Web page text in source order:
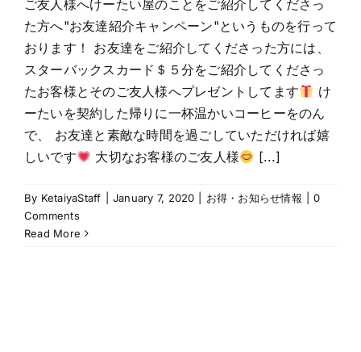
ご友人様へけーたい屋のことをご紹介してくださっ
た方へ"お友達紹介キャンペーン"というものを行って
おります！ お友達をご紹介してくださった方には、
スターバックスカード＄５分をご紹介してくださっ
たお客様とそのご友人様へプレゼントしてます
け
ーたいを契約した帰りに一杯温かいコーヒーをのん
で、 お友達と素敵な時間を過ごしていただければ嬉
しいです
大切なお客様のご友人様 [...]
By KetaiyaStaff January 7, 2020 お得・お知らせ情報
0
Comments
Read More